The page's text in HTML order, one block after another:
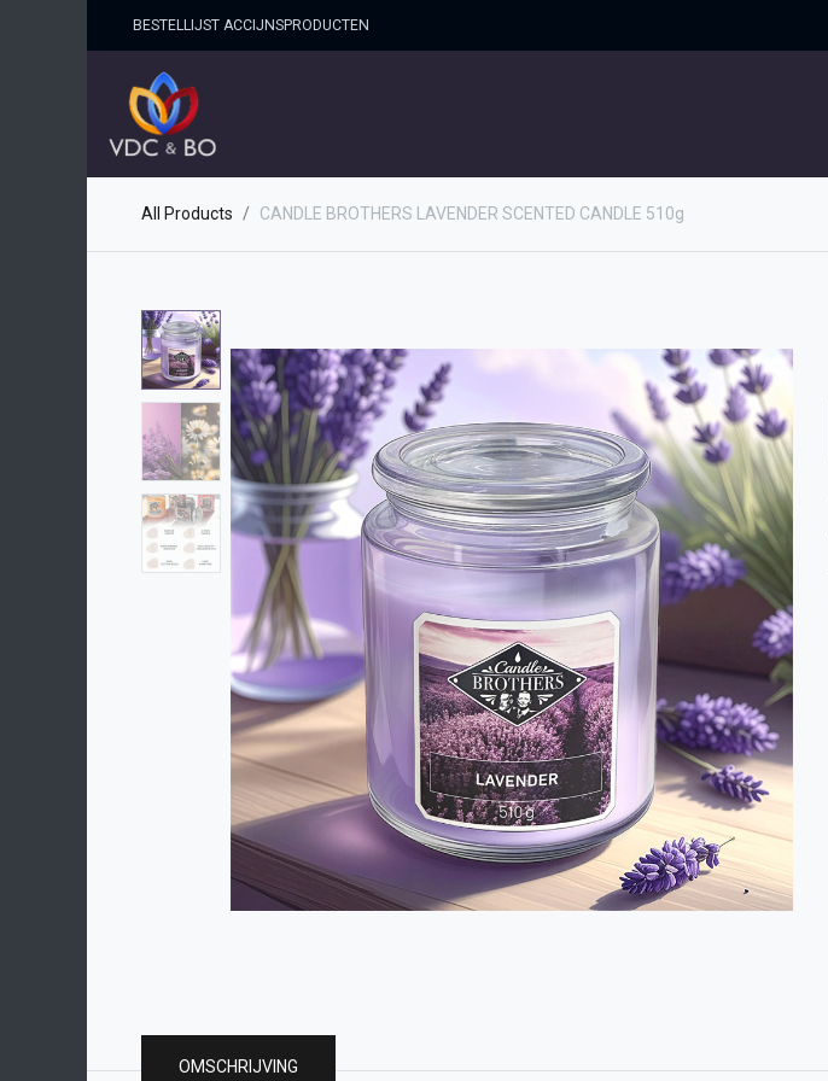
BESTELLIJST ACCIJNSPRO​DUCTEN
All Products CANDLE BROTHERS LAVENDER SCENTED CANDLE 510g
OMSCHRIJVING